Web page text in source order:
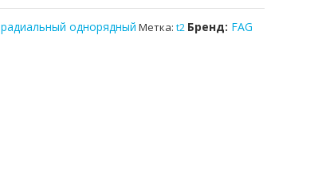
радиальный однорядный Метка: t2 Бренд: FAG